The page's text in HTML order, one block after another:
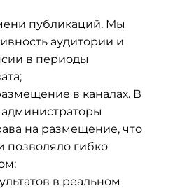
публикаций. Мы
аудитории и
в периоды
в каналах. В
администраторы
на размещение, что
позволяло гибко
в реальном